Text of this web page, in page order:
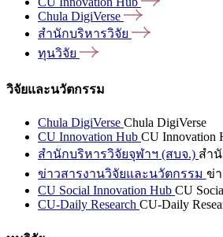
Chula DigiVerse
สำนักบริหารวิจัย
ทุนวิจัย
วิจัยและนวัตกรรม
Chula DigiVerse Chula DigiVerse
CU Innovation Hub CU Innovation
สำนักบริหารวิจัยจุฬาฯ (สบจ.) สำ
ข่าวสารงานวิจัยและนวัตกรรม ข่
CU Social Innovation Hub CU
CU-Daily Research CU-Daily